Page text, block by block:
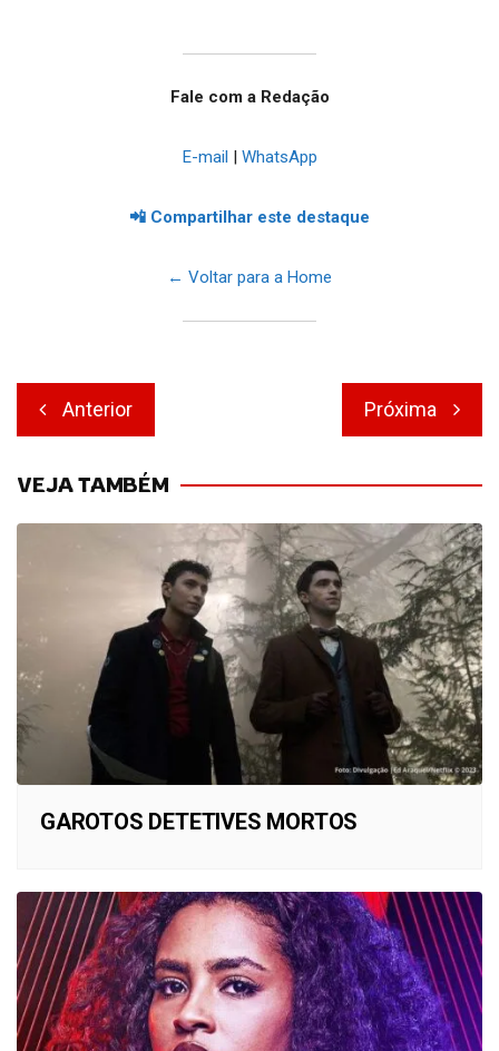
Fale com a Redação
E-mail | WhatsApp
📲 Compartilhar este destaque
← Voltar para a Home
Navegação
de
Anterior Próxima
VEJA TAMBÉM
GAROTOS DETETIVES MORTOS